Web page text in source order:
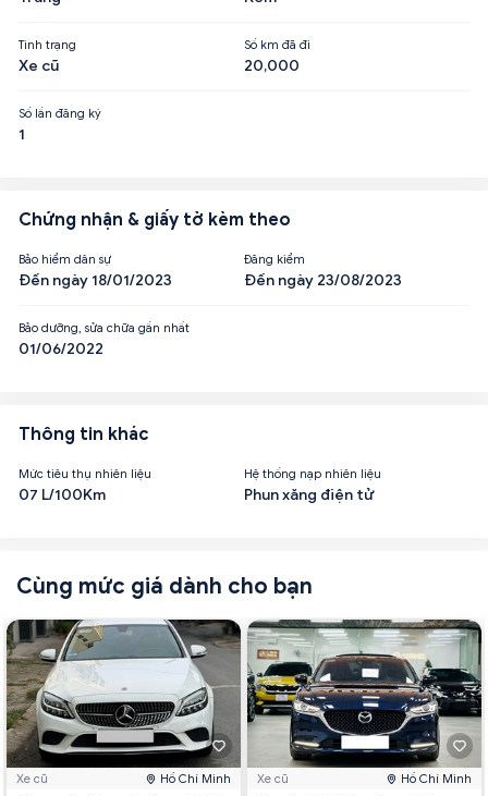
Tình trạng
Xe cũ
Số km đã đi
20,000
Số lần đăng ký
1
Chứng nhận & giấy tờ kèm theo
Bảo hiểm dân sự
Đến ngày 18/01/2023
Đăng kiểm
Đến ngày 23/08/2023
Bảo dưỡng, sửa chữa gần nhất
01/06/2022
Thông tin khác
Mức tiêu thụ nhiên liệu
07 L/100Km
Hệ thống nạp nhiên liệu
Phun xăng điện tử
Cùng mức giá dành cho bạn
Xe cũ Hồ Chí Minh Xe cũ Hồ Chí Minh